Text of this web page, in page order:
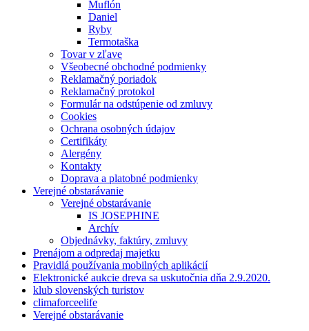
Muflón
Daniel
Ryby
Termotaška
Tovar v zľave
Všeobecné obchodné podmienky
Reklamačný poriadok
Reklamačný protokol
Formulár na odstúpenie od zmluvy
Cookies
Ochrana osobných údajov
Certifikáty
Alergény
Kontakty
Doprava a platobné podmienky
Verejné obstarávanie
Verejné obstarávanie
IS JOSEPHINE
Archív
Objednávky, faktúry, zmluvy
Prenájom a odpredaj majetku
Pravidlá používania mobilných aplikácií
Elektronické aukcie dreva sa uskutočnia dňa 2.9.2020.
klub slovenských turistov
climaforceelife
Verejné obstarávanie